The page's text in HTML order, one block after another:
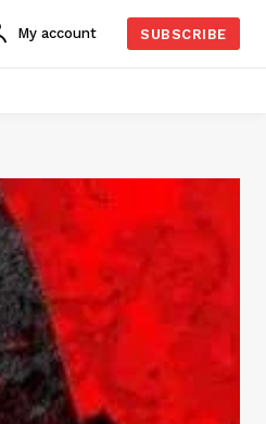
My account SUBSCRIBE